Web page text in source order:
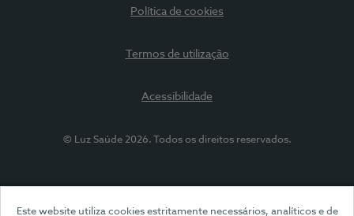
Este website utiliza cookies estritamente necessários, analíticos e de
Política de cookies
Termos de utilização
Acessibilidade
© Luz Saúde 2026. Todos os direitos reservados.